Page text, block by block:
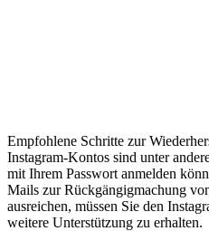
Empfohlene Schritte zur
Instagram-Kontos sind unter
mit Ihrem Passwort anmelden
Mails zur Rückgängigmachung
ausreichen, müssen Sie den
weitere Unterstützung zu erhalten.